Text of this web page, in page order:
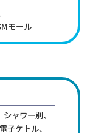
モール
ャワー別、
ケトル、